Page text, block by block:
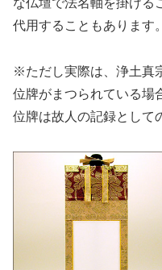
な仏壇で法名軸を掛ける
代用することもあります。
※ただし実際は、浄土真
位牌がまつられている場
位牌は故人の記録として